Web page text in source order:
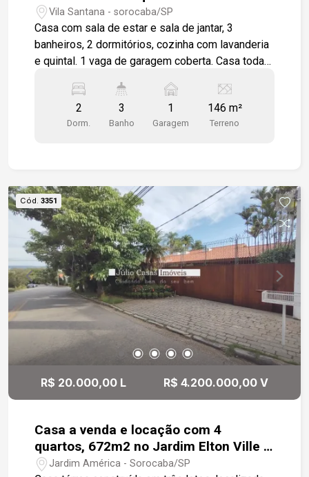
S.PVila Santana - sorocaba/SP
Casa com sala de estar e sala de jantar, 3
banheiros, 2 dormitórios, cozinha com lavanderia
e quintal. 1 vaga de garagem coberta. Casa toda
2
Dorm.
3
Banho
1
Garagem
146 m²
Terreno
Cód. 3351
R$ 20.000,00 L R$ 4.200.000,00 V
Casa a venda e locação com 4
quartos, 672m2 no Jardim Elton Ville -
Sorocaba
Jardim América - Sorocaba/SP